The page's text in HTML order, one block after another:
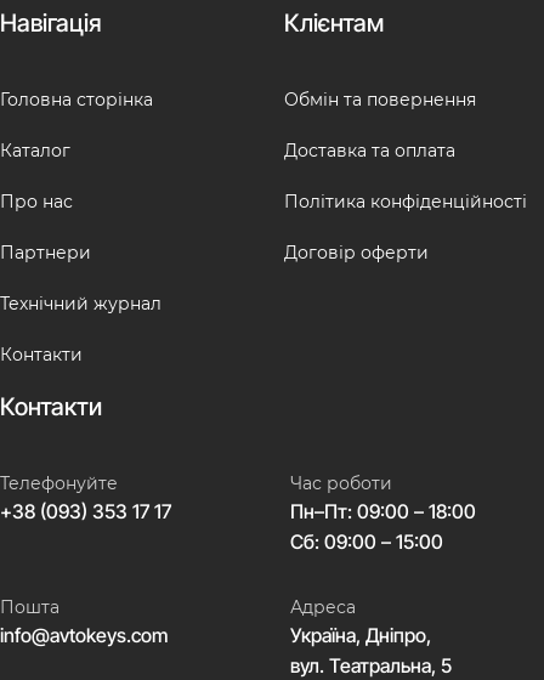
Навігація
Головна сторінка
Каталог
Про нас
Партнери
Технічний журнал
Контакти
Клієнтам
Обмін та повернення
Доставка та оплата
Політика конфіденційності
Договір оферти
Контакти
Телефонуйте
+38 (093) 353 17 17
Час роботи
Пн–Пт: 09:00 – 18:00
Сб: 09:00 – 15:00
Пошта
info@avtokeys.com
Адреса
Україна, Дніпро,
вул. Театральна, 5